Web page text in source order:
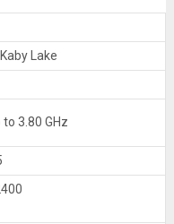
Lake
3.80 GHz